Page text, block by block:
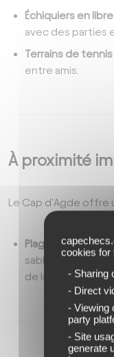
Échiquiers en
avec des parties
Terrains de tennis
entre amis.
À proximité
Le Cap d'Agde offre
Plages : À
sable fin pour
de la
cookies for
- Sharing
- Direct
- Viewing
party
- Site
generate